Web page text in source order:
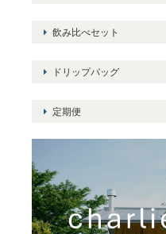
飲み比べセット
ドリップバッグ
定期便